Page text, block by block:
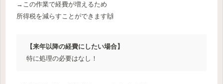
→この作業で経費が増えるため
所得税を減らすことができます🙌
【来年以降の経費にしたい場合】
特に処理の必要はなし！